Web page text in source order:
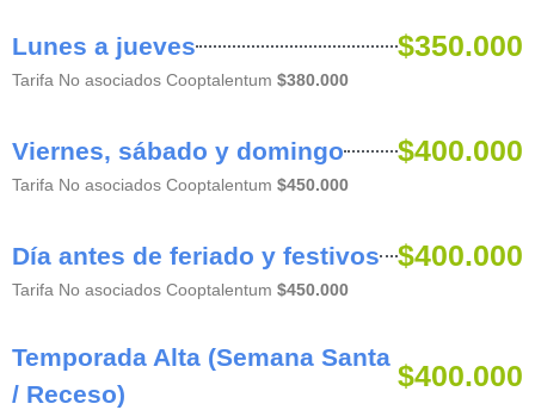
Lunes a jueves $350.000
Tarifa No asociados Cooptalentum $380.000
Viernes, sábado y domingo $400.000
Tarifa No asociados Cooptalentum $450.000
Día antes de feriado y festivos $400.000
Tarifa No asociados Cooptalentum $450.000
Temporada Alta (Semana Santa
/ Receso)
$400.000